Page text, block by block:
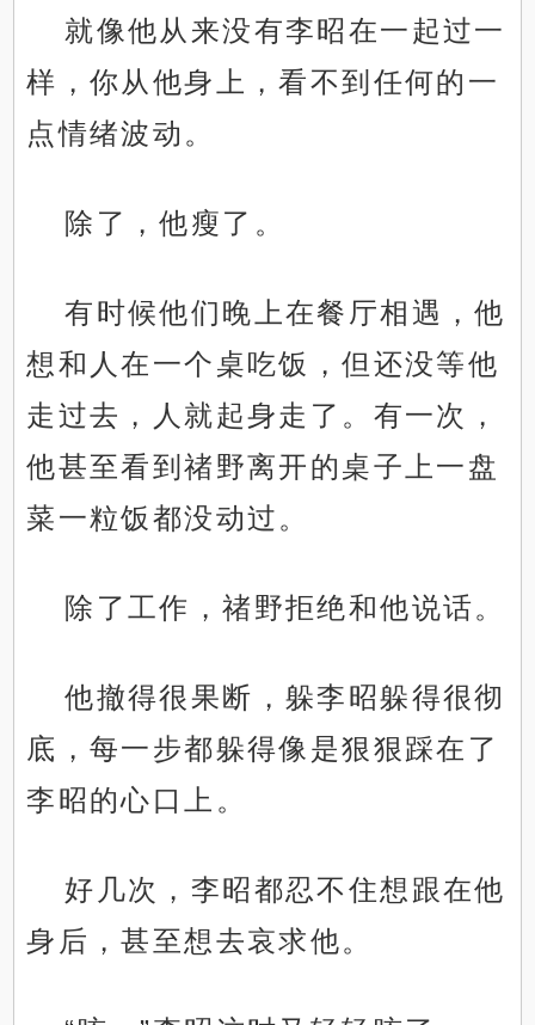
就像他从来没有李昭在一起过一
样，你从他身上，看不到任何的一
点情绪波动。
除了，他瘦了。
有时候他们晚上在餐厅相遇，他
想和人在一个桌吃饭，但还没等他
走过去，人就起身走了。有一次，
他甚至看到禇野离开的桌子上一盘
菜一粒饭都没动过。
除了工作，禇野拒绝和他说话。
他撤得很果断，躲李昭躲得很彻
底，每一步都躲得像是狠狠踩在了
李昭的心口上。
好几次，李昭都忍不住想跟在他
身后，甚至想去哀求他。